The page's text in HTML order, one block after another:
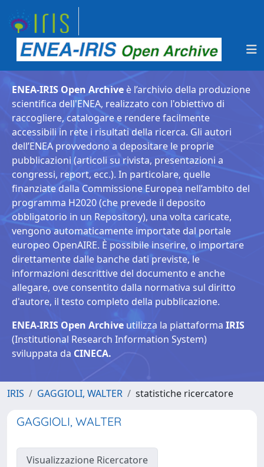
ENEA-IRIS Open Archive è l’archivio della produzione
scientifica dell'ENEA, realizzato con l'obiettivo di
raccogliere, catalogare e rendere facilmente
accessibili in rete i risultati della ricerca. Gli autori
dell’ENEA provvedono a depositare le proprie
pubblicazioni (articoli su rivista, presentazioni a
congressi, report, ecc.). In particolare, quelle
finanziate dalla Commissione Europea nell’ambito del
programma H2020 (che prevede il deposito
obbligatorio in un Repository), una volta caricate,
vengono automaticamente importate dal portale
europeo OpenAIRE. È possibile inserire, o importare
direttamente dalle banche dati previste, le
informazioni descrittive del documento e anche
allegare, ove consentito dalla normativa sul diritto
d'autore, il testo completo della pubblicazione.
ENEA-IRIS Open Archive utilizza la piattaforma IRIS
(Institutional Research Information System)
sviluppata da CINECA.
IRIS GAGGIOLI, WALTER statistiche ricercatore
GAGGIOLI, WALTER
Visualizzazione Ricercatore